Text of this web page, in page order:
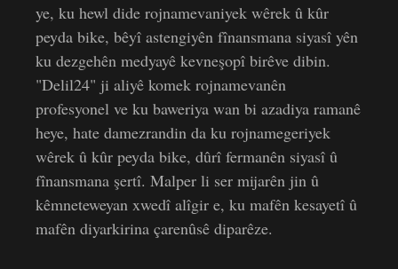
ye, ku hewl dide rojnamevaniyek wêrek û kûr
peyda bike, bêyî astengiyên fînansmana siyasî yên
ku dezgehên medyayê kevneşopî birêve dibin.
"Delil24" ji aliyê komek rojnamevanên
profesyonel ve ku baweriya wan bi azadiya ramanê
heye, hate damezrandin da ku rojnamegeriyek
wêrek û kûr peyda bike, dûrî fermanên siyasî û
fînansmana şertî. Malper li ser mijarên jin û
kêmneteweyan xwedî alîgir e, ku mafên kesayetî û
mafên diyarkirina çarenûsê diparêze.